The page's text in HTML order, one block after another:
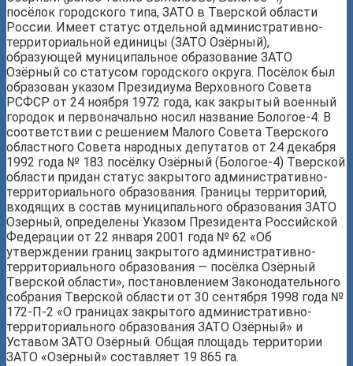
посёлок городского типа, ЗАТО в Тверской области
России. Имеет статус отдельной административно-
территориальной единицы (ЗАТО Озёрный),
образующей муниципальное образование ЗАТО
Озёрный со статусом городского округа. Посёлок был
образован указом Президиума Верховного Совета
РСФСР от 24 ноября 1972 года, как закрытый военный
городок и первоначально носил название Бологое-4. В
соответствии с решением Малого Совета Тверского
областного Совета народных депутатов от 24 декабря
1992 года № 183 посёлку Озёрный (Бологое-4) Тверской
области придан статус закрытого административно-
территориального образования. Границы территорий,
входящих в состав муниципального образования ЗАТО
Озерный, определены Указом Президента Российской
Федерации от 22 января 2001 года № 62 «Об
утверждении границ закрытого административно-
территориального образования — посёлка Озёрный
Тверской области», постановлением Законодательного
собрания Тверской области от 30 сентября 1998 года №
172-П-2 «О границах закрытого административно-
территориального образования ЗАТО Озёрный» и
Уставом ЗАТО Озёрный. Общая площадь территории
ЗАТО «Озёрный» составляет 19 865 га.